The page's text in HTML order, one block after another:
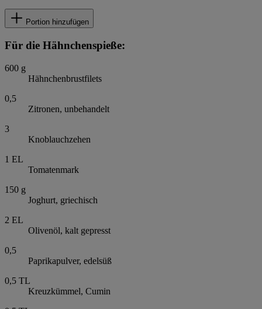
Portion hinzufügen
Für die Hähnchenspieße:
600 g
Hähnchenbrustfilets
0,5
Zitronen, unbehandelt
3
Knoblauchzehen
1 EL
Tomatenmark
150 g
Joghurt, griechisch
2 EL
Olivenöl, kalt gepresst
0,5
Paprikapulver, edelsüß
0,5 TL
Kreuzkümmel, Cumin